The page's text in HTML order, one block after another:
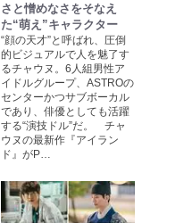
さと憎めなさをそなえ
た“萌え”キャラクター
“顔の天才”と呼ばれ、圧倒
的ビジュアルで人を魅了す
るチャウヌ。6人組男性ア
イドルグループ、ASTROの
センターかつサブボーカル
であり、俳優としても活躍
する“演技ドル”だ。 チャ
ウヌの最新作『アイラン
ド』がP…